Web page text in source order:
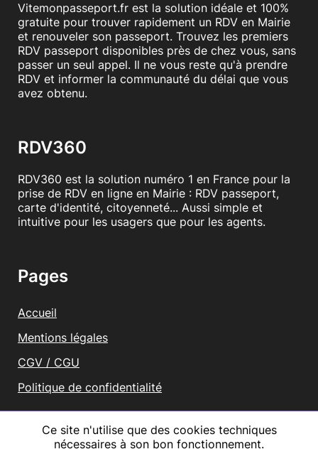
Ce site n'utilise que des cookies techniques
nécessaires à son bon fonctionnement.
Vitemonpasseport.fr est la solution idéale et 100%
gratuite pour trouver rapidement un RDV en Mairie
et renouveler son passeport. Trouvez les premiers
RDV passeport disponibles près de chez vous, sans
passer un seul appel. Il ne vous reste qu'à prendre
RDV et informer la communauté du délai que vous
avez obtenu.
RDV360
RDV360 est la solution numéro 1 en France pour la
prise de RDV en ligne en Mairie : RDV passeport,
carte d'identité, citoyenneté... Aussi simple et
intuitive pour les usagers que pour les agents.
Pages
Accueil
Mentions légales
CGV / CGU
Politique de confidentialité
Vous représentez une mairie ?